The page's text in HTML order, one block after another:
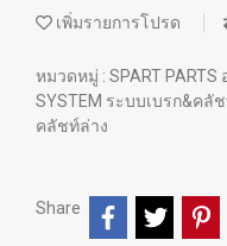
เพิ่มรายการโปรด
หมวดหมู่ : SPART PARTS
SYSTEM ระบบเบรก&คลั
คลัชท์ล่าง
Share